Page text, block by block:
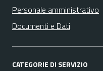
Personale amministrativo
Documenti e Dati
CATEGORIE DI SERVIZIO